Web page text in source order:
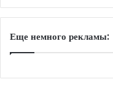
Еще немного рекламы: